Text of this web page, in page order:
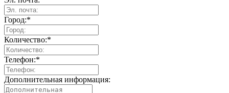
Город:*
Количество:*
Телефон:*
Дополнительная информация: